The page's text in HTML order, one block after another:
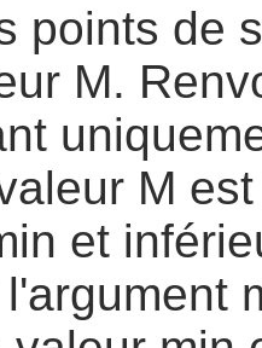
points de
M.
M
et